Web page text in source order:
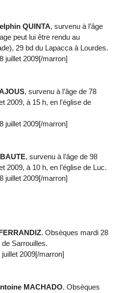
QUINTA, survenu à l’âge
peut lui être rendu au
29 bd du Lapacca à Lourdes.
juillet 2009[/marron]
, survenu à l’âge de 78
2009, à 15 h, en l’église de
juillet 2009[/marron]
, survenu à l’âge de 98
2009, à 10 h, en l’église de Luc.
juillet 2009[/marron]
. Obsèques mardi 28
de Sarrouilles.
2009[/marron]
MACHADO. Obsèques